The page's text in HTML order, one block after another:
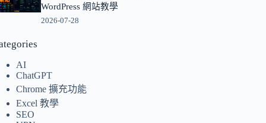
WordPress 網站教學
2026-07-28
AI
ChatGPT
Chrome 擴充功能
Excel 教學
SEO